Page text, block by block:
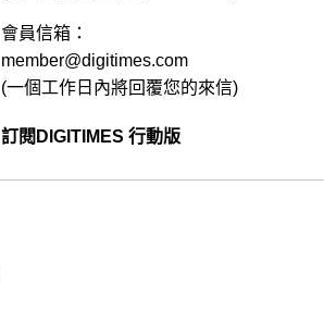
會員信箱：
member@digitimes.com
(一個工作日內將回覆您的來信)
訂閱DIGITIMES 行動版